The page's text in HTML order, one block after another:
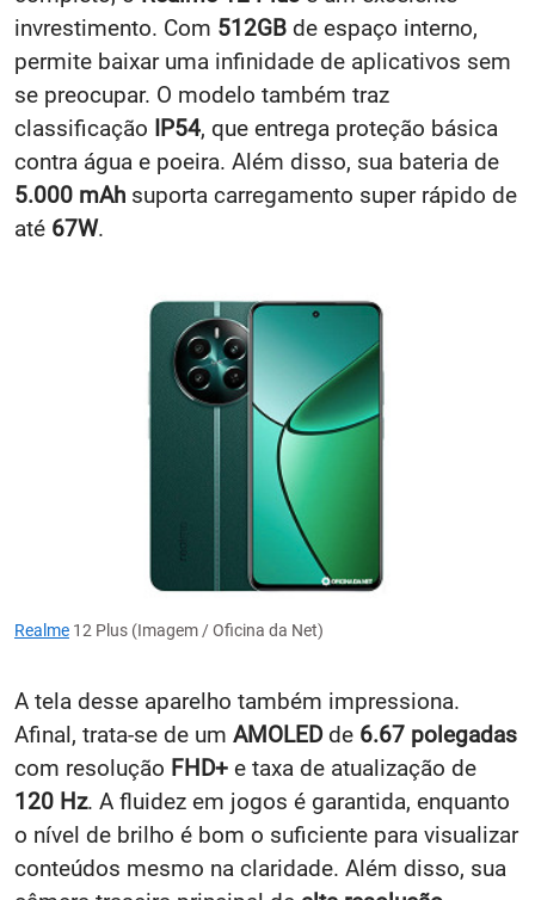
Se você é daqueles que quer um celular bonito e
completo, oRealme 12 Plusé um excelente
invrestimento. Com512GBde espaço interno,
permite baixar uma infinidade de aplicativos sem
se preocupar. O modelo também traz
classificaçãoIP54, que entrega proteção básica
contra água e poeira. Além disso, sua bateria de
5.000 mAh
A tela desse aparelho também impressiona.
Afinal, trata-se de um AMOLEDde6.67 polegadas
com resoluçãoFHD+ e taxa de atualização de
120 Hz . A fluidez em jogos é garantida, enquanto
o nível de brilho é bom o suficiente para visualizar